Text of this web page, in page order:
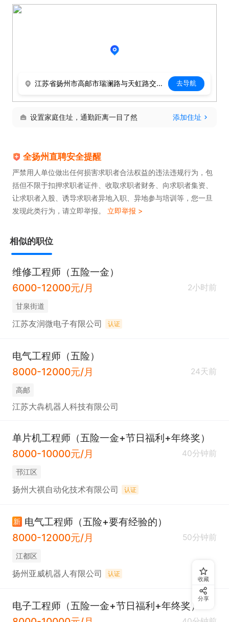
江苏省扬州市高邮市瑞澜路与天虹路交叉路口往东北约120米 去导航
设置家庭住址，通勤距离一目了然 添加住址
全扬州直聘安全提醒
严禁用人单位做出任何损害求职者合法权益的违法违规行为，包
括但不限于扣押求职者证件、收取求职者财务、向求职者集资、
让求职者入股、诱导求职者异地入职、异地参与培训等，您一旦
发现此类行为，请立即举报。 立即举报 >
相似的职位
维修工程师（五险一金）
6000-12000元/月
2小时前
甘泉街道
江苏友润微电子有限公司 认证
电气工程师（五险）
8000-12000元/月
24天前
高邮
江苏大犇机器人科技有限公司
单片机工程师（五险一金+节日福利+年终奖）
8000-10000元/月
40分钟前
邗江区
扬州大祺自动化技术有限公司 认证
新 电气工程师（五险+要有经验的）
8000-12000元/月
50分钟前
江都区
扬州亚威机器人有限公司 认证
电子工程师（五险一金+节日福利+年终奖）
收藏
分享